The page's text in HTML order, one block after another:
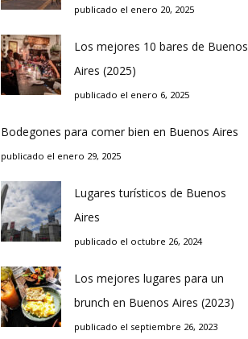
publicado el enero 20, 2025
Los mejores 10 bares de Buenos
Aires (2025)
publicado el enero 6, 2025
Bodegones para comer bien en Buenos Aires
publicado el enero 29, 2025
Lugares turísticos de Buenos
Aires
publicado el octubre 26, 2024
Los mejores lugares para un
brunch en Buenos Aires (2023)
publicado el septiembre 26, 2023